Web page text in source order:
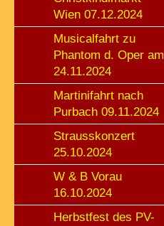
Wien 07.12.2024
Musicalfahrt zu
Phantom d. Oper am
24.11.2024
Martinifahrt nach
Purbach 09.11.2024
Strausskonzert
25.10.2024
W & B Vorau
16.10.2024
Herbstfest des PV-